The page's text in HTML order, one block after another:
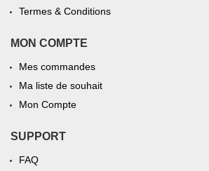
Termes & Conditions
MON COMPTE
Mes commandes
Ma liste de souhait
Mon Compte
SUPPORT
FAQ